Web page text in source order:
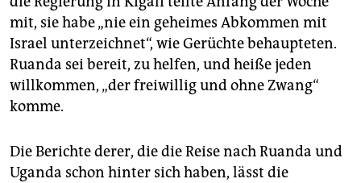
mit, sie habe „nie ein geheimes Abkommen mit
Israel unterzeichnet“, wie Gerüchte behaupteten.
Ruanda sei bereit, zu helfen, und heiße jeden
willkommen, „der freiwillig und ohne Zwang“
komme.
Die Berichte derer, die die Reise nach Ruanda und
Uganda schon hinter sich haben, lässt die